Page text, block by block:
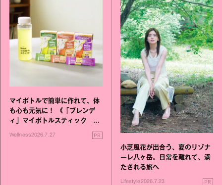
マイボトルで簡単に作れて、体
も心も元気に！ 《「ブレンデ
ィ」マイボトルスティック い
いこと毎日》シリーズが誕生
Wellness2026.7.27 PR
小芝風花が出合う、夏のリゾナ
ーレ八ヶ岳。日常を離れて、満
たされる旅へ
Lifestyle2026.7.23 PR